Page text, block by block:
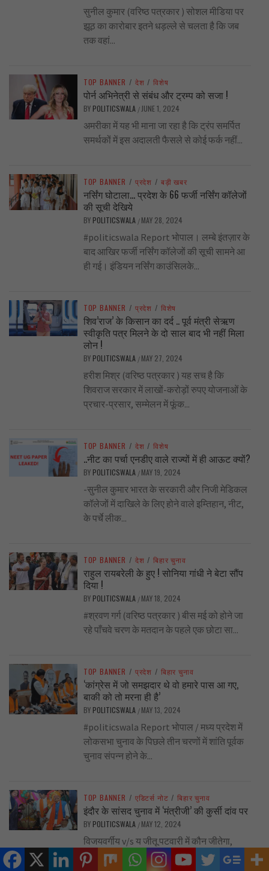
सुनील कुमार (वरिष्ठ पत्रकार ) सोशल मीडिया पर
झूठ का कारोबार इतने धड़ल्ले से चलता है कि जब
तक वहां...
TOP BANNER / देश / विशेष
पोर्न अभिनेत्री से संबंध और ट्रम्प को सजा !
BY POLITICSWALA / JUNE 1, 2024
अमरीका में यह भी माना जा रहा है कि ट्रंप समर्पित
समर्थकों में इस अदालती फैसले से कोई फर्क नहीं...
TOP BANNER / प्रदेश / बड़ी खबर
नर्सिंग घोटाला… प्रदेश के 66 फर्जी नर्सिंग कॉलेजों
की सूची देखिये
BY POLITICSWALA / MAY 28, 2024
#politicswala Report भोपाल। लम्बे इंतज़ार के
बाद आखिर फर्जी नर्सिंग कॉलेजों की सूची सामने आ
ही गई। इंडियन नर्सिंग काउंसिलके...
TOP BANNER / प्रदेश / विशेष
शिव’राज’ के किसान का दर्द .. पूर्व मंत्री सेऋण
स्वीकृति पत्र मिलने के दो साल बाद भी नहीं मिला
लोन !
BY POLITICSWALA / MAY 27, 2024
हरीश मिश्र (वरिष्ठ पत्रकार ) यह सच है कि
शिवराज सरकार में लाखों-करोड़ों रुपए योजनाओं के
प्रचार-प्रसार, सम्मेलन में फूंक...
TOP BANNER / देश / विशेष
..नीट का पर्चा एनडीए वाले राज्यों में ही आऊट क्यों?
BY POLITICSWALA / MAY 19, 2024
-सुनील कुमार भारत के सरकारी और निजी मेडिकल
कॉलेजों में दाखिले के लिए होने वाले इम्तिहान, नीट,
के पर्चे लीक...
TOP BANNER / देश / बिहार चुनाव
राहुल रायबरेली के हुए ! सोनिया गांधी ने बेटा सौंप
दिया !
BY POLITICSWALA / MAY 18, 2024
#श्रवण गर्ग (वरिष्ठ पत्रकार ) बीस मई को होने जा
रहे पाँचवे चरण के मतदान के पहले एक छोटा सा...
TOP BANNER / प्रदेश / बिहार चुनाव
‘कांग्रेस में जो समझदार थे वो हमारे पास आ गए,
बाकी को तो मरना ही है’
BY POLITICSWALA / MAY 13, 2024
#politicswala Report भोपाल / मध्य प्रदेश में
लोकसभा चुनाव के पिछले तीन चरणों में शांति पूर्वक
चुनाव संपन्न होने के...
TOP BANNER / एडिटर्स नोट / बिहार चुनाव
इंदौर के सांसद चुनाव में ‘मंत्रीजी’ की कुर्सी दांव पर
BY POLITICSWALA / MAY 12, 2024
विजयवर्गीय v/s य जीतू पटवारी में कौन जीतेगा,
नामांकन वापसी से बीजेपी ने झटका दिया तो ‘नोटा’